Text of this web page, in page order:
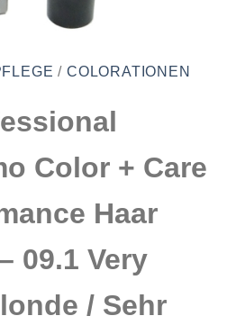
/ COLORATIONEN
Color + Care
Haar
09.1 Very
/ Sehr